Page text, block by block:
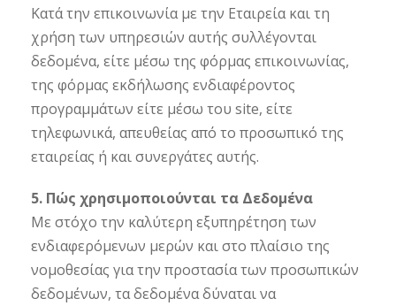
Κατά την επικοινωνία με την Εταιρεία και τη
χρήση των υπηρεσιών αυτής συλλέγονται
δεδομένα, είτε μέσω της φόρμας επικοινωνίας,
της φόρμας εκδήλωσης ενδιαφέροντος
προγραμμάτων είτε μέσω του site, είτε
τηλεφωνικά, απευθείας από το προσωπικό της
εταιρείας ή και συνεργάτες αυτής.
5. Πώς χρησιμοποιούνται τα Δεδομένα
Με στόχο την καλύτερη εξυπηρέτηση των
ενδιαφερόμενων μερών και στο πλαίσιο της
νομοθεσίας για την προστασία των προσωπικών
δεδομένων, τα δεδομένα δύναται να